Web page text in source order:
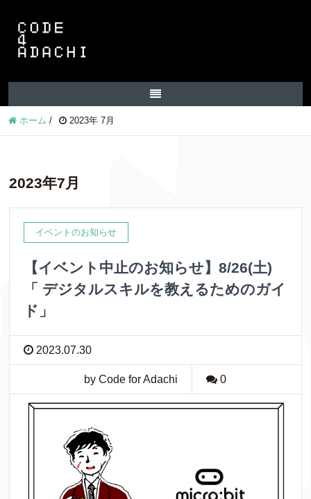
ホーム / 2023年 7月
2023年7月
イベントのお知らせ
【イベント中止のお知らせ】8/26(土)
「 デジタルスキルを教えるためのガイ
ド」
2023.07.30
by Code for Adachi 0